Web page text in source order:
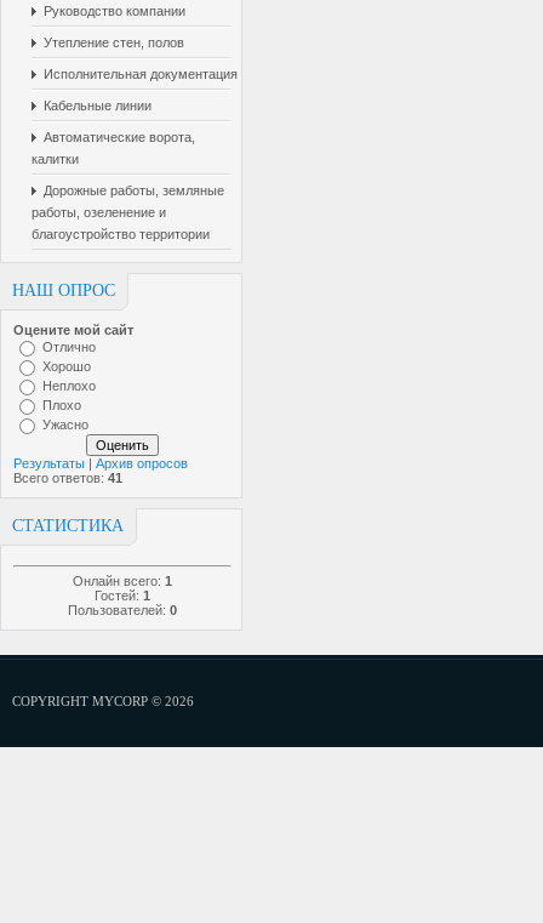
Руководство компании
Утепление стен, полов
Исполнительная документация
Кабельные линии
Автоматические ворота,
калитки
Дорожные работы, земляные
работы, озеленение и
благоустройство территории
НАШ ОПРОС
Оцените мой сайт
Отлично
Хорошо
Неплохо
Плохо
Ужасно
Результаты | Архив опросов
Всего ответов: 41
СТАТИСТИКА
Онлайн всего: 1
Гостей: 1
Пользователей: 0
COPYRIGHT MYCORP © 2026